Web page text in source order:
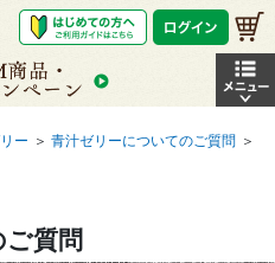
ー ＞ 青汁ゼリーについてのご質問 ＞
質問